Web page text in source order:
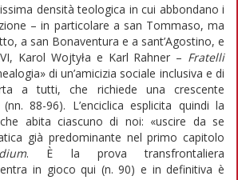
densità teologica in cui abbondano i
– in particolare a san Tommaso, ma
a san Bonaventura e a sant’Agostino, e
Karol Wojtyła e Karl Rahner – Fratelli
di un’amicizia sociale inclusiva e di
a tutti, che richiede una crescente
88-96). L’enciclica esplicita quindi la
che abita ciascuno di noi: «uscire da se
già predominante nel primo capitolo
. È la prova transfrontaliera
entra in gioco qui (n. 90) e in definitiva è